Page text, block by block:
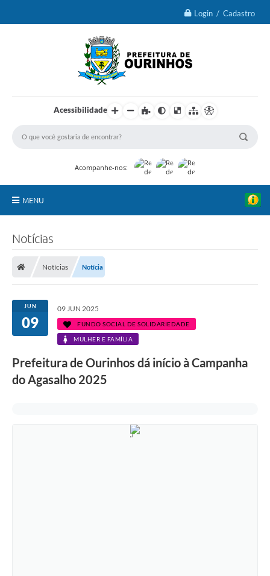
Login / Cadastro
Acessibilidade
Acompanhe-nos:
MENU
Portal da Transparência
Turismo
Vagas de Emprego
Secretarias
Notícias
Notícias Notícia
JUN
09
09 JUN 2025
FUNDO SOCIAL DE SOLIDARIEDADE
MULHER E FAMÍLIA
Prefeitura de Ourinhos dá início à Campanha
do Agasalho 2025